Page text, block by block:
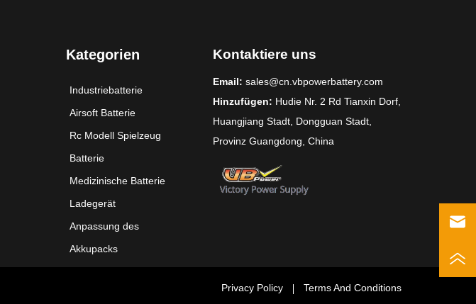
Kategorien
Industriebatterie
Airsoft Batterie
Rc Modell Spielzeug
Batterie
Medizinische Batterie
Ladegerät
Anpassung des
Akkupacks
Kontaktiere uns
Email: sales@cn.vbpowerbattery.com
Hinzufügen: Hudie Nr. 2 Rd Tianxin Dorf,
Huangjiang Stadt, Dongguan Stadt,
Provinz Guangdong, China
Privacy Policy Terms And Conditions